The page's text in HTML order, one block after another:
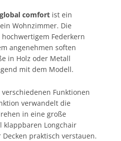
comfort ist ein
Wohnzimmer. Die
Federkern
angenehmen soften
in Holz oder Metall
mit dem Modell.
Funktionen
verwandelt die
in eine große
klappbaren Longchair
Decken praktisch verstauen.